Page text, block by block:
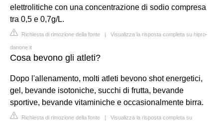
elettrolitiche con una concentrazione di sodio compresa
tra 0,5 e 0,7g/L.
Richiesta di rimozione della fonte | Visualizza la risposta completa su hipro-
danone.it
Cosa bevono gli atleti?
Dopo l'allenamento, molti atleti bevono shot energetici,
gel, bevande isotoniche, succhi di frutta, bevande
sportive, bevande vitaminiche e occasionalmente birra.
Richiesta di rimozione della fonte | Visualizza la risposta completa su